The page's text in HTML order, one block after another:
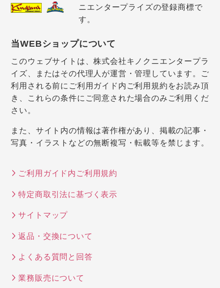
ニエンタープライズの登録商標で
す。
当WEBショップについて
このウェブサイトは、株式会社キノクニエンタープラ
イズ、またはその代理人が運営・管理しています。ご
利用される前にご利用ガイド内ご利用規約をお読み頂
き、これらの条件にご同意された場合のみご利用くだ
さい。
また、サイト内の情報は著作権があり、掲載の記事・
写真・イラストなどの無断複写・転載等を禁じます。
ご利用ガイド内ご利用規約
特定商取引法に基づく表示
サイトマップ
返品・交換について
よくある質問と回答
業務販売について